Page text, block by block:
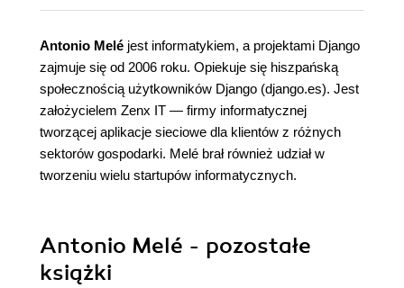
Antonio Melé jest informatykiem, a projektami Django
zajmuje się od 2006 roku. Opiekuje się hiszpańską
społecznością użytkowników Django (django.es). Jest
założycielem Zenx IT — firmy informatycznej
tworzącej aplikacje sieciowe dla klientów z różnych
sektorów gospodarki. Melé brał również udział w
tworzeniu wielu startupów informatycznych.
Antonio Melé - pozostałe
książki